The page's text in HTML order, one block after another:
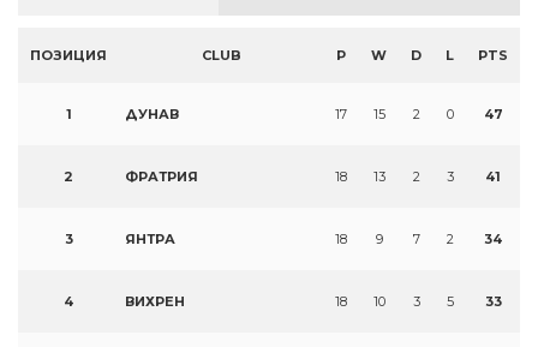
ПОЗИЦИЯ CLUB P W D L PTS
1 ДУНАВ 17 15 2 0 47
2 ФРАТРИЯ 18 13 2 3 41
3 ЯНТРА 18 9 7 2 34
4 ВИХРЕН 18 10 3 5 33